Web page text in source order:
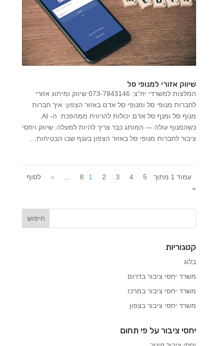
שיווק אזורי למנופי סל
המלצות למשרדי יח"צ: 073-7843146 שיווק ומיתוג אזורי
לחברות מנופי סל ומנופי סל אדם באזור הצפון: איך חברות
מנוף סל ומנף סל אדם יכולות להרוויח ממהפכת ה- AI.
כשהמנוף עולה — המותג כבר צריך להיות למעלה: שיווק ויחסי
ציבור לחברות מנופי סל באזור הצפון בענף שבו הבטיחות,...
עמוד 1 מתוך 8 1 2 3 4 5
»
לסוף
»
קטגוריות
בלוג
משרד יחסי ציבור בדרום
משרד יחסי ציבור במרכז
משרד יחסי ציבור בצפון
יחסי ציבור על פי תחום